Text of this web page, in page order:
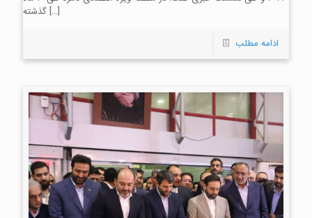
گذشته[…]
ادامه مطلب